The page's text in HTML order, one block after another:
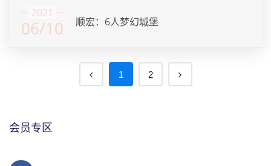
2021
06/10 顺宏：6人梦幻城堡
1 2
会员专区